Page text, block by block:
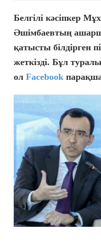
Белгілі кәсіпкер
Әшімбаевтың
қатысты білдірген
жеткізді. Бұл туралы
ол Facebook